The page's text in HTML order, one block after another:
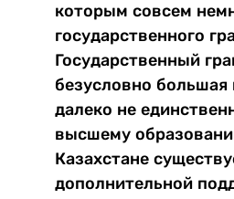
которым совсем
государственного
Государственный
безусловно
далеко не
высшему
Казахстане
дополнительной